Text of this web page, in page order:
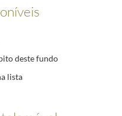
de Frei Ernesto Paterno di
do Chefe do Protocolo do Ministério
do Chefe do Protocolo do Ministério
do Chefe do Protocolo do Ministério
deste fundo
lista